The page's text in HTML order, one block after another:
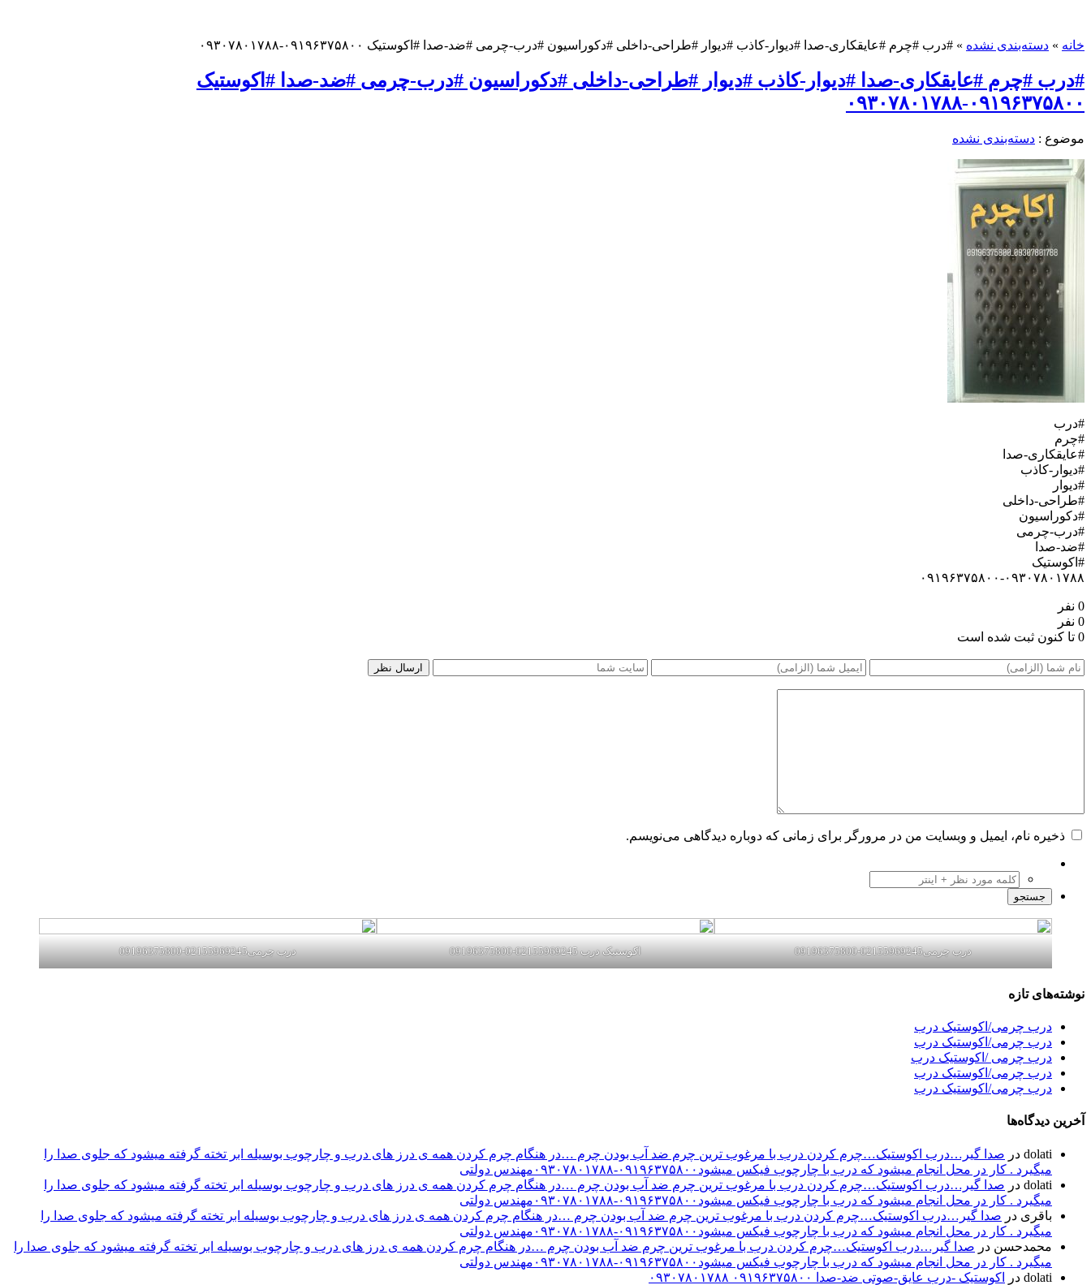
خانه » دسته‌بندی نشده » #درب #چرم #عایقکاری-صدا #دیوار-کاذب #دیوار #طراحی-داخلی #دکوراسیون #درب-چرمی #ضد-صدا #اکوستیک ۰۹۱۹۶۳۷۵۸۰۰-۰۹۳۰۷۸۰۱۷۸۸
#درب #چرم #عایقکاری-صدا #دیوار-کاذب #دیوار #طراحی-داخلی #دکوراسیون #درب-چرمی #ضد-صدا #اکوستیک
۰۹۱۹۶۳۷۵۸۰۰-۰۹۳۰۷۸۰۱۷۸۸
موضوع : دسته‌بندی نشده
#درب
#چرم
#عایقکاری-صدا
#دیوار-کاذب
#دیوار
#طراحی-داخلی
#دکوراسیون
#درب-چرمی
#ضد-صدا
#اکوستیک
۰۹۱۹۶۳۷۵۸۰۰-۰۹۳۰۷۸۰۱۷۸۸
0 نفر
0 نفر
0 تا کنون ثبت شده است
ذخیره نام، ایمیل و وبسایت من در مرورگر برای زمانی که دوباره دیدگاهی می‌نویسم.
درب چرمی02155969245-09196375800 اکوستیک درب 02155969245-09196375800 درب چرمی02155969245-09196375800
نوشته‌های تازه
درب چرمی/اکوستیک درب
درب چرمی/اکوستیک درب
درب چرمی /اکوستیک درب
درب چرمی/اکوستیک درب
درب چرمی/اکوستیک درب
آخرین دیدگاه‌ها
dolati در صدا گیر…درب اکوستیک…چرم کردن درب با مرغوب ترین چرم ضد آب بودن چرم …در هنگام چرم کردن همه ی درز های درب و چارچوب بوسیله ابر تخته گرفته میشود که جلوی صدا را
میگیرد . کار در محل انجام میشود که درب با چارچوب فیکس میشود۰۹۱۹۶۳۷۵۸۰۰-۰۹۳۰۷۸۰۱۷۸۸مهندس دولتی
dolati در صدا گیر…درب اکوستیک…چرم کردن درب با مرغوب ترین چرم ضد آب بودن چرم …در هنگام چرم کردن همه ی درز های درب و چارچوب بوسیله ابر تخته گرفته میشود که جلوی صدا را
میگیرد . کار در محل انجام میشود که درب با چارچوب فیکس میشود۰۹۱۹۶۳۷۵۸۰۰-۰۹۳۰۷۸۰۱۷۸۸مهندس دولتی
باقری در صدا گیر…درب اکوستیک…چرم کردن درب با مرغوب ترین چرم ضد آب بودن چرم …در هنگام چرم کردن همه ی درز های درب و چارچوب بوسیله ابر تخته گرفته میشود که جلوی صدا را
میگیرد . کار در محل انجام میشود که درب با چارچوب فیکس میشود۰۹۱۹۶۳۷۵۸۰۰-۰۹۳۰۷۸۰۱۷۸۸مهندس دولتی
محمدحسن در صدا گیر…درب اکوستیک…چرم کردن درب با مرغوب ترین چرم ضد آب بودن چرم …در هنگام چرم کردن همه ی درز های درب و چارچوب بوسیله ابر تخته گرفته میشود که جلوی صدا را
میگیرد . کار در محل انجام میشود که درب با چارچوب فیکس میشود۰۹۱۹۶۳۷۵۸۰۰-۰۹۳۰۷۸۰۱۷۸۸مهندس دولتی
dolati در اکوستیک -درب عایق-صوتی ضد-صدا ۰۹۱۹۶۳۷۵۸۰۰ ۰۹۳۰۷۸۰۱۷۸۸